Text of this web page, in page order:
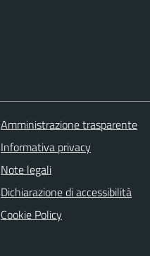
Amministrazione trasparente
Informativa privacy
Note legali
Dichiarazione di accessibilità
Cookie Policy